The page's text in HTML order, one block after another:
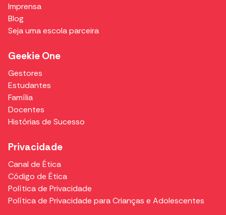
Imprensa
Blog
Seja uma escola parceira
Geekie One
Gestores
Estudantes
Família
Docentes
Histórias de Sucesso
Privacidade
Canal de Ética
Código de Ética
Política de Privacidade
Política de Privacidade para Crianças e Adolescentes